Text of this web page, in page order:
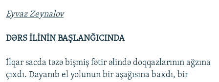
Eyvaz Zeynalov
DƏRS İLİNİN BAŞLANĞICINDA
İlqar sacda təzə bişmiş fətir əlində doqqazlarının ağzına
çıxdı. Dayanıb el yolunun bir aşağısına baxdı, bir